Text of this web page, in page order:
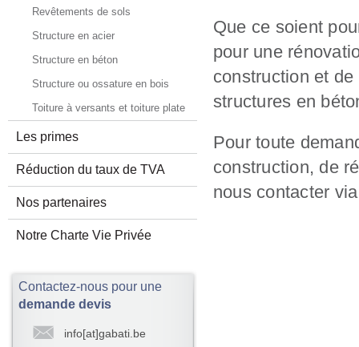
Revêtements de sols
Structure en acier
Structure en béton
Structure ou ossature en bois
Toiture à versants et toiture plate
Les primes
Réduction du taux de TVA
Nos partenaires
Notre Charte Vie Privée
Contactez-nous pour une
demande devis
info[at]gabati.be
Que ce soient
pour une
construction et
structures en
Pour toute
construction, de
nous contacter